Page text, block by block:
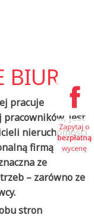
BIUR
pracuje
pracowników, jest
nieruchomości
firmą
ze
– zarówno ze
stron